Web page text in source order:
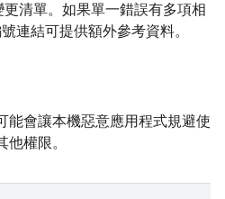
清單。如果單一錯誤有多項相
連結可提供額外參考資料。
能會讓本機惡意應用程式規避使
權限。